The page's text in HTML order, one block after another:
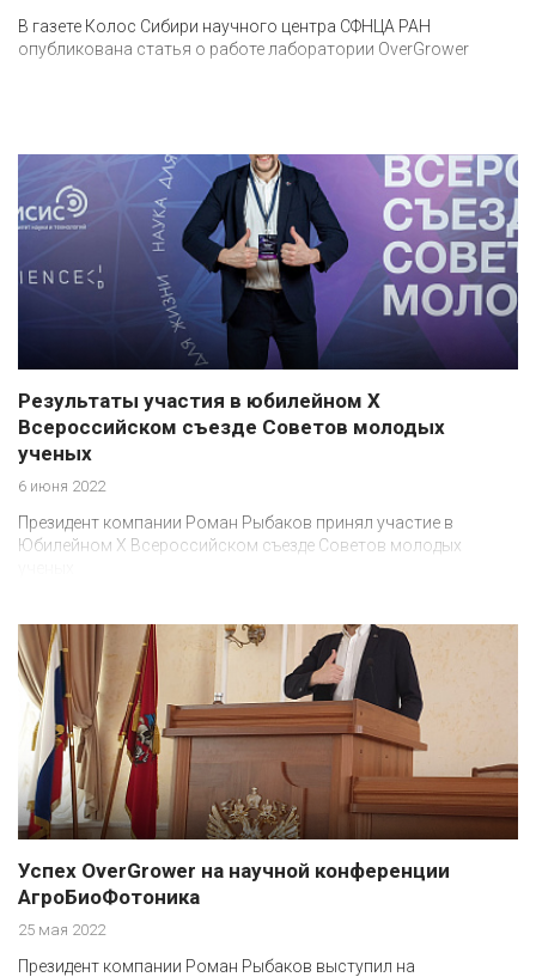
В газете Колос Сибири научного центра СФНЦА РАН
опубликована статья о работе лаборатории OverGrower
Результаты участия в юбилейном Х
Всероссийском съезде Советов молодых
ученых
6 июня 2022
Президент компании Роман Рыбаков принял участие в
Юбилейном X Всероссийском съезде Советов молодых
Успех OverGrower на научной конференции
АгроБиоФотоника
25 мая 2022
Президент компании Роман Рыбаков выступил на